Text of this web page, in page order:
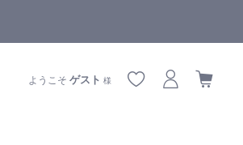
ようこそゲスト 様